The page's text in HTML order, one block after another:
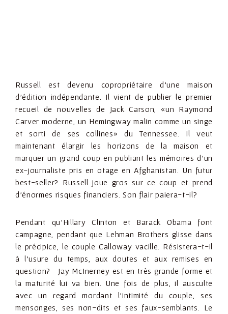
Russell est devenu copropriétaire d’une maison
d’édition indépendante. Il vient de publier le premier
recueil de nouvelles de Jack Carson, «un Raymond
Carver moderne, un Hemingway malin comme un singe
et sorti de ses collines» du Tennessee. Il veut
maintenant élargir les horizons de la maison et
marquer un grand coup en publiant les mémoires d’un
ex-journaliste pris en otage en Afghanistan. Un futur
best-seller? Russell joue gros sur ce coup et prend
d’énormes risques financiers. Son flair paiera-t-il?
Pendant qu’Hillary Clinton et Barack Obama font
campagne, pendant que Lehman Brothers glisse dans
le précipice, le couple Calloway vacille. Résistera-t-il
à l’usure du temps, aux doutes et aux remises en
question? Jay McInerney est en très grande forme et
la maturité lui va bien. Une fois de plus, il ausculte
avec un regard mordant l’intimité du couple, ses
mensonges, ses non-dits et ses faux-semblants. Le